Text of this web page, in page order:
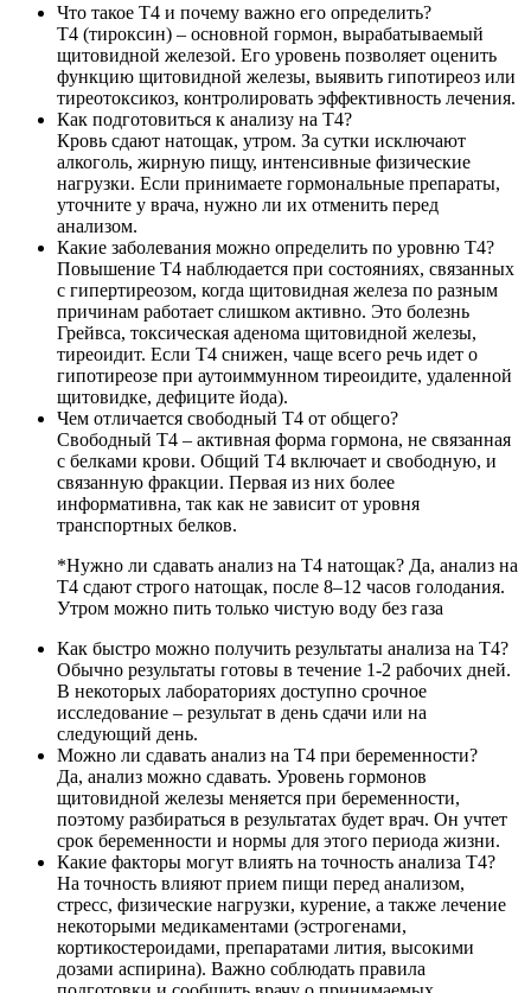
Что такое Т4 и почему важно его определить?
Т4 (тироксин) – основной гормон, вырабатываемый
щитовидной железой. Его уровень позволяет оценить
функцию щитовидной железы, выявить гипотиреоз или
тиреотоксикоз, контролировать эффективность лечения.
Как подготовиться к анализу на Т4?
Кровь сдают натощак, утром. За сутки исключают
алкоголь, жирную пищу, интенсивные физические
нагрузки. Если принимаете гормональные препараты,
уточните у врача, нужно ли их отменить перед
анализом.
Какие заболевания можно определить по уровню Т4?
Повышение Т4 наблюдается при состояниях, связанных
с гипертиреозом, когда щитовидная железа по разным
причинам работает слишком активно. Это болезнь
Грейвса, токсическая аденома щитовидной железы,
тиреоидит. Если Т4 снижен, чаще всего речь идет о
гипотиреозе при аутоиммунном тиреоидите, удаленной
щитовидке, дефиците йода).
Чем отличается свободный Т4 от общего?
Свободный Т4 – активная форма гормона, не связанная
с белками крови. Общий Т4 включает и свободную, и
связанную фракции. Первая из них более
информативна, так как не зависит от уровня
транспортных белков.
*Нужно ли сдавать анализ на Т4 натощак? Да, анализ на
Т4 сдают строго натощак, после 8–12 часов голодания.
Утром можно пить только чистую воду без газа
Как быстро можно получить результаты анализа на Т4?
Обычно результаты готовы в течение 1-2 рабочих дней.
В некоторых лабораториях доступно срочное
исследование – результат в день сдачи или на
следующий день.
Можно ли сдавать анализ на Т4 при беременности?
Да, анализ можно сдавать. Уровень гормонов
щитовидной железы меняется при беременности,
поэтому разбираться в результатах будет врач. Он учтет
срок беременности и нормы для этого периода жизни.
Какие факторы могут влиять на точность анализа Т4?
На точность влияют прием пищи перед анализом,
стресс, физические нагрузки, курение, а также лечение
некоторыми медикаментами (эстрогенами,
кортикостероидами, препаратами лития, высокими
дозами аспирина). Важно соблюдать правила